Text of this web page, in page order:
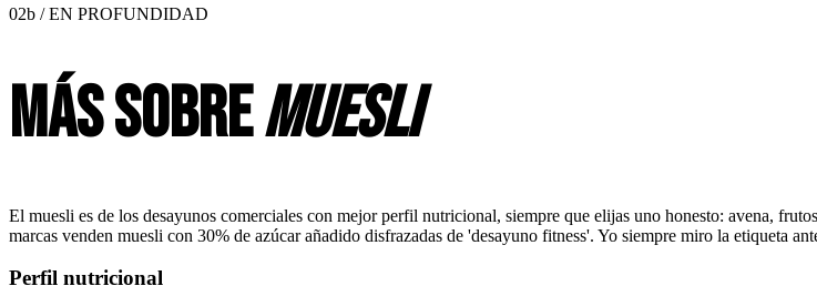
02b / EN PROFUNDIDAD
Más sobremuesli
El muesli es de los desayunos comerciales con mejor perfil nutricional, siempre que elijas uno honesto: avena,
marcas venden muesli con 30% de azúcar añadido disfrazadas de 'desayuno fitness'. Yo siempre miro la etiqueta
Perfil nutricional